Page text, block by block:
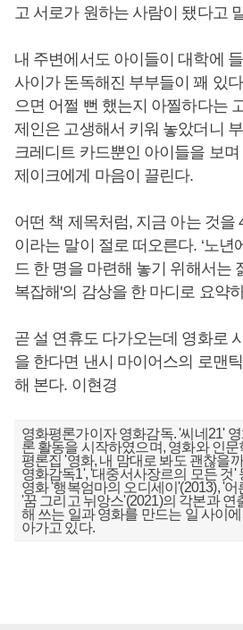
고 서로가 원하는 사람이 됐다고
내 주변에서도 아이들이 대학에
사이가 돈독해진 부부들이 꽤 있
으면 어쩔 뻔 했는지 아찔하다는
제인은 고생해서 키워 놓았더니
크레디트 카드뿐인 아이들을 보
제이크에게 마음이 끌린다.
어떤 책 제목처럼, 지금 아는 것을
이라는 말이 절로 떠오른다. ‘노년
드 한 명을 마련해 놓기 위해서는
복잡해'의 감상을 한 마디로 요약
곧 설 연휴도 다가오는데 영화로
을 한다면 낸시 마이어스의 로맨
해 본다. 이현경
영화평론가이자 영화감독. '씨네21'
론 활동을 시작하였으며, 영화와 인
평론집 '영화, 내 맘대로 봐도 괜찮을
영화감독1', '대중서사장르의 모든 것'
영화 '행복엄마의 오디세이'(2013), '
'꿈 그리고 뉘앙스'(2021)의 각본과 연
해 쓰는 일과 영화를 만드는 일 사이
아가고 있다.